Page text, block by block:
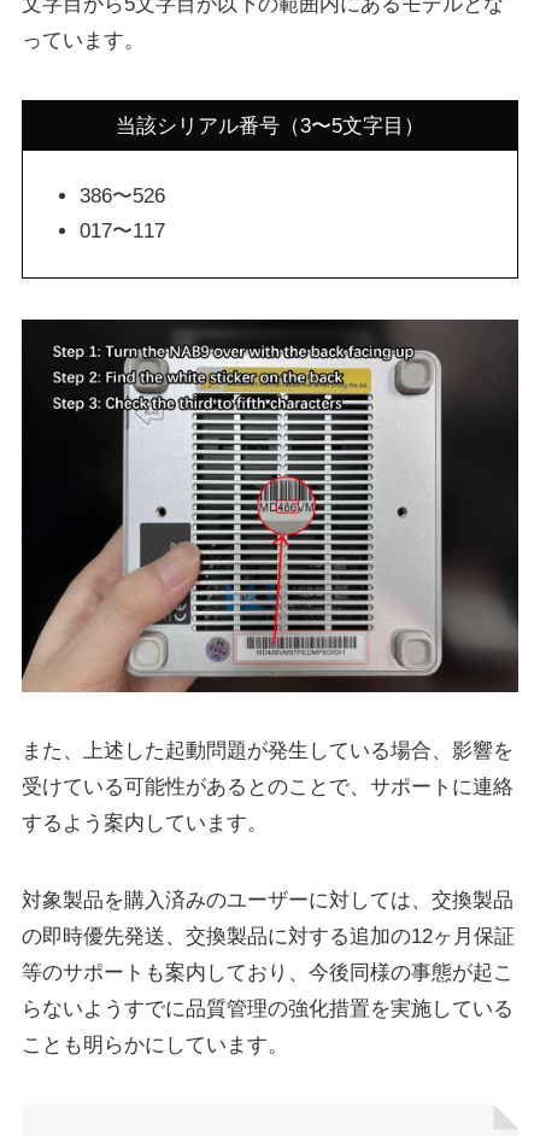
文字目から5文字目が以下の範囲内にあるモデルとな
っています。
当該シリアル番号（3〜5文字目）
386〜526
017〜117
また、上述した起動問題が発生している場合、影響を
受けている可能性があるとのことで、サポートに連絡
するよう案内しています。
対象製品を購入済みのユーザーに対しては、交換製品
の即時優先発送、交換製品に対する追加の12ヶ月保証
等のサポートも案内しており、今後同様の事態が起こ
らないようすでに品質管理の強化措置を実施している
ことも明らかにしています。